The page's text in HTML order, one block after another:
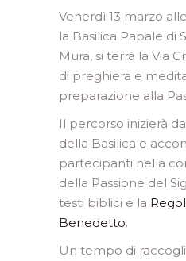
Venerdì 13 marzo
la Basilica Papale di
Mura, si terrà la Via
di preghiera e
preparazione alla
Il percorso inizierà
della Basilica e
partecipanti nella
della Passione del
testi biblici e la
Benedetto.
Un tempo di